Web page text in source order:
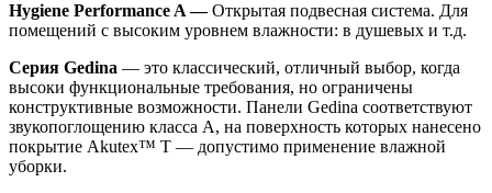
Hygiene Performance A —Открытая подвесная система. Для
помещений с высоким уровнем влажности: в душевых и т.д.
Серия Gedina — это классический, отличный выбор, когда
высоки функциональные требования, но ограничены
конструктивные возможности. Панели Gedina соответствуют
звукопоглощению класса А, на поверхность которых нанесено
покрытие Akutex™ Т — допустимо применение влажной
уборки.